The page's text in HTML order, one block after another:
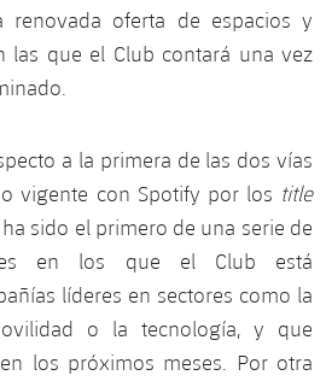
de ruedas
oferta de espacios y
las que el Club contará una vez
a la primera de las dos vías
vigente con Spotify por los title
sido el primero de una serie de
en los que el Club está
líderes en sectores como la
o la tecnología, y que
los próximos meses. Por otra